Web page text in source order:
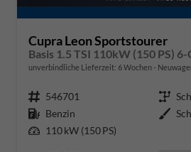
Cupra Leon Sportstourer
unverbindliche Lieferzeit: 6 Wochen
Fahrzeugnr. 546701 Getriebe
Kraftstoff Benzin Außenfarbe
Leistung 110 kW (150 PS)